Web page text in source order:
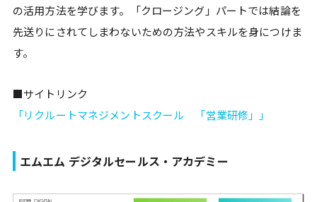
の活用方法を学びます。「クロージング」パートでは結論を
先送りにされてしまわないための方法やスキルを身につけま
す。
■サイトリンク
「リクルートマネジメントスクール 「営業研修」」
エムエム デジタルセールス・アカデミー